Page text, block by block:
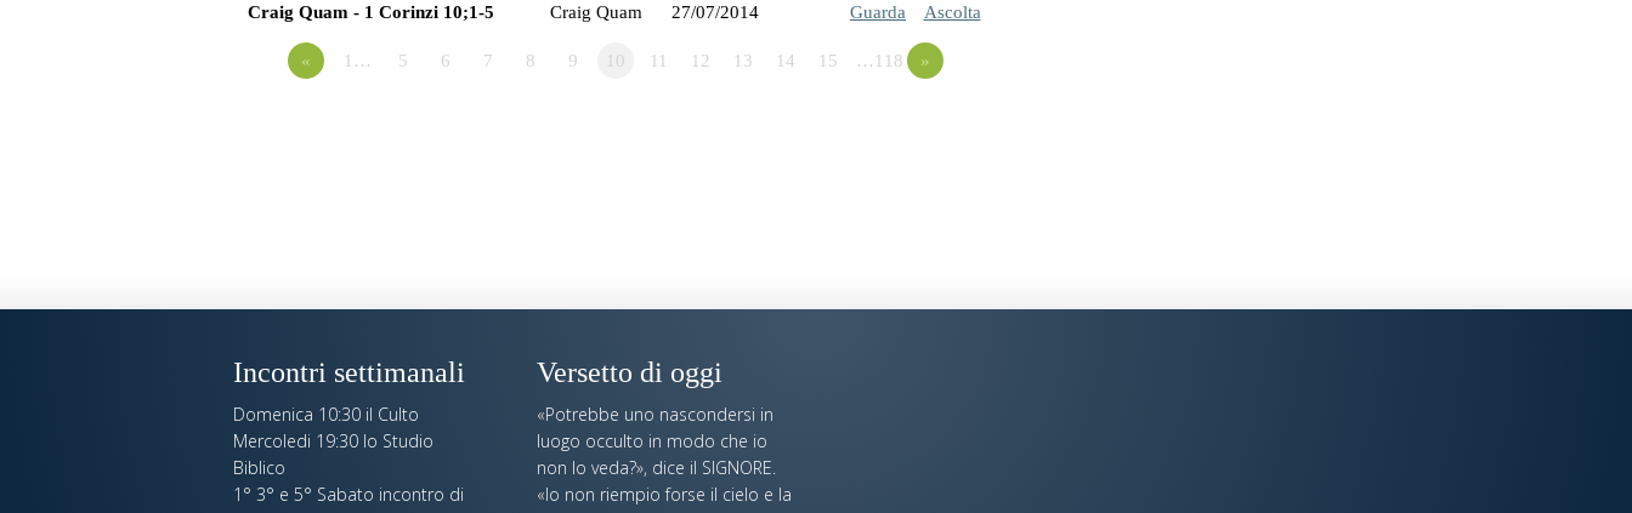
Craig Quam - 1 Corinzi 10;1-5 Craig Quam 27/07/2014 Guarda Ascolta
« 1… 5 6 7 8 9 10 11 12 13 14 15 …118 »
Incontri settimanali
Domenica 10:30 il Culto
Mercoledi 19:30 lo Studio
Biblico
1° 3° e 5° Sabato incontro di
Versetto di oggi
«Potrebbe uno nascondersi in
luogo occulto in modo che io
non lo veda?», dice il SIGNORE.
«Io non riempio forse il cielo e la